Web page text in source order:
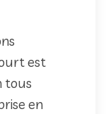
est
tous
en